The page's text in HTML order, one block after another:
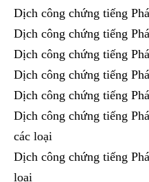
Dịch công chứng tiếng
Dịch công chứng tiếng
Dịch công chứng tiếng
Dịch công chứng tiếng
Dịch công chứng tiếng
Dịch công chứng tiếng
các loại
Dịch công chứng tiếng
loại